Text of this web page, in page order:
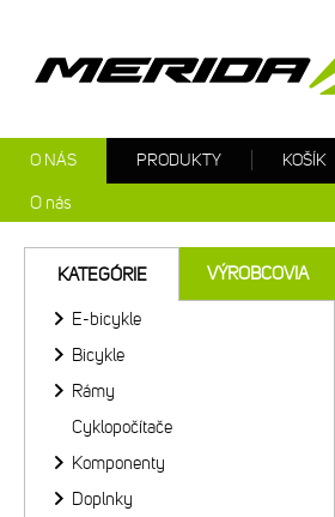
KATEGÓRIE VÝROBCOVIA
E-bicykle
Bicykle
Rámy
Cyklopočítače
Komponenty
Doplnky
O NÁS
O nás
PRODUKTY KOŠÍK